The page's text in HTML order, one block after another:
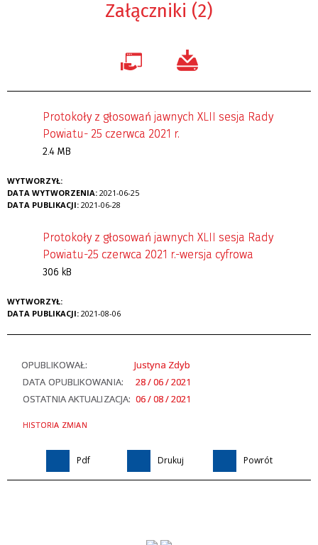
Załączniki (2)
Protokoły z głosowań jawnych XLII sesja Rady
Powiatu- 25 czerwca 2021 r.
2.4 MB
WYTWORZYŁ:
DATA WYTWORZENIA: 2021-06-25
DATA PUBLIKACJI: 2021-06-28
Protokoły z głosowań jawnych XLII sesja Rady
Powiatu-25 czerwca 2021 r.-wersja cyfrowa
306 kB
WYTWORZYŁ:
DATA PUBLIKACJI: 2021-08-06
OPUBLIKOWAŁ:
Justyna Zdyb
DATA OPUBLIKOWANIA:
28 / 06 / 2021
OSTATNIA AKTUALIZACJA: 06 / 08 / 2021
HISTORIA ZMIAN
Pdf Drukuj Powrót